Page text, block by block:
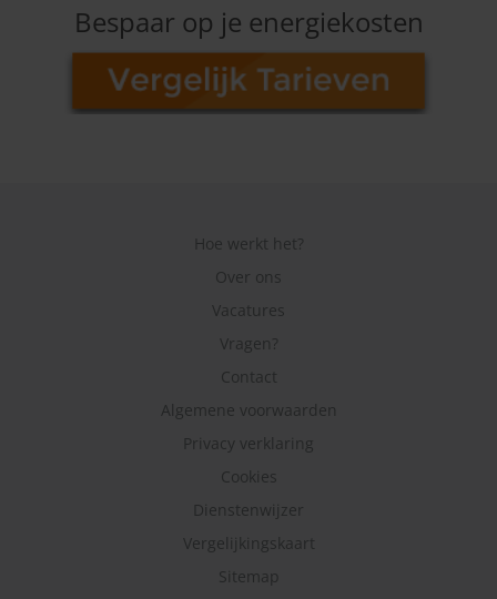
Bespaar op je energiekosten
Hoe werkt het?
Over ons
Vacatures
Vragen?
Contact
Algemene voorwaarden
Privacy verklaring
Cookies
Dienstenwijzer
Vergelijkingskaart
Sitemap